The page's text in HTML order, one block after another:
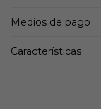
Medios de pago
Características